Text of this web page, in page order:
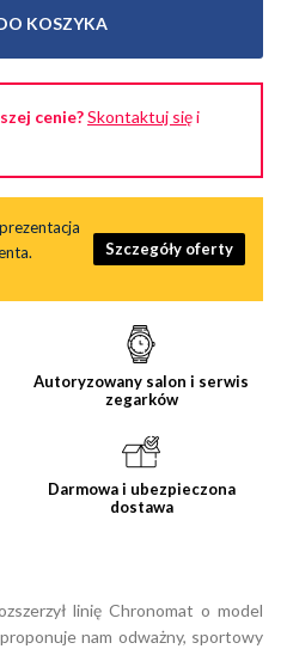
KOSZYKA
cenie?Skontaktuj sięi
Szczegóły oferty
Autoryzowany salon i serwis
zegarków
Darmowa i ubezpieczona
dostawa
linię Chronomat o model
nam odważny, sportowy